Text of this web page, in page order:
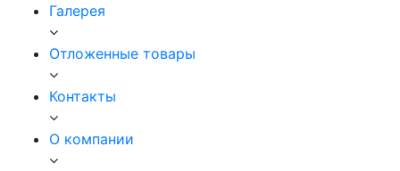
Галерея
Отложенные товары
Контакты
О компании